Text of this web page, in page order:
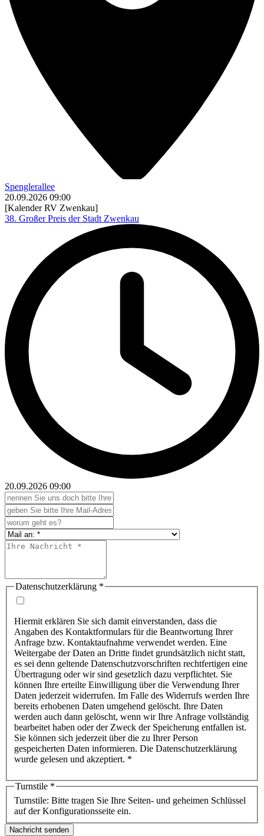
Spenglerallee
20.09.2026 09:00
[Kalender RV Zwenkau]
38. Großer Preis der Stadt Zwenkau
20.09.2026 09:00
Datenschutzerklärung *
Hiermit erklären Sie sich damit einverstanden, dass die
Angaben des Kontaktformulars für die Beantwortung Ihrer
Anfrage bzw. Kontaktaufnahme verwendet werden. Eine
Weitergabe der Daten an Dritte findet grundsätzlich nicht statt,
es sei denn geltende Datenschutzvorschriften rechtfertigen eine
Übertragung oder wir sind gesetzlich dazu verpflichtet. Sie
können Ihre erteilte Einwilligung über die Verwendung Ihrer
Daten jederzeit widerrufen. Im Falle des Widerrufs werden Ihre
bereits erhobenen Daten umgehend gelöscht. Ihre Daten
werden auch dann gelöscht, wenn wir Ihre Anfrage vollständig
bearbeitet haben oder der Zweck der Speicherung entfallen ist.
Sie können sich jederzeit über die zu Ihrer Person
gespeicherten Daten informieren. Die Datenschutzerklärung
wurde gelesen und akzeptiert. *
Turnstile *
Turnstile: Bitte tragen Sie Ihre Seiten- und geheimen Schlüssel
auf der Konfigurationsseite ein.
Nachricht senden